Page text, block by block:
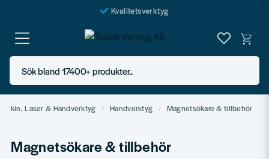
Kvalitetsverktyg
Fraktfritt över 999 SEK*
En järnhandel för alla
Butik i Göteborg
Sök bland 17400+ produkter..
Laser & Handverktyg Handverktyg Magnetsökare & tillbehör
Magnetsökare & tillbehör